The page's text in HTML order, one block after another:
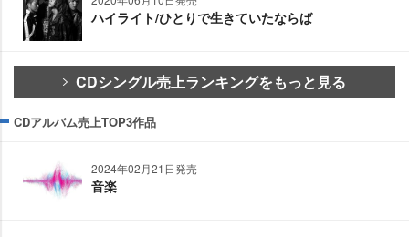
ハイライト/ひとりで生きていたならば
CDシングル売上ランキングをもっと見る
CDアルバム売上TOP3作品
2024年02月21日発売
音楽